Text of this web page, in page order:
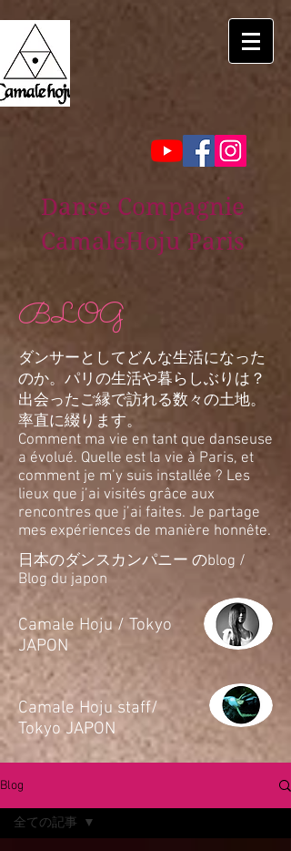
Danse Compagnie
CamaleHoju Paris
BLOG
ダンサーとしてどんな生活になった
のか。パリの生活や暮らしぶりは？
出会ったご縁で訪れる数々の土地。
率直に綴ります。
Comment ma vie en tant que danseuse
a évolué. Quelle est la vie à Paris, et
comment je m’y suis installée ? Les
lieux que j’ai visités grâce aux
rencontres que j’ai faites. Je partage
mes expériences de manière honnête.
日本のダンスカンパニー のblog /
Blog du japon
​Camale Hoju / Tokyo
JAPON
​Camale Hoju staff/
Tokyo JAPON
Blog
全ての記事